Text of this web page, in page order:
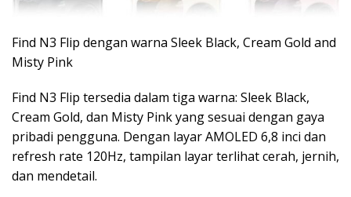
Find N3 Flip dengan warna Sleek Black, Cream Gold and
Misty Pink
Find N3 Flip tersedia dalam tiga warna: Sleek Black,
Cream Gold, dan Misty Pink yang sesuai dengan gaya
pribadi pengguna. Dengan layar AMOLED 6,8 inci dan
refresh rate 120Hz, tampilan layar terlihat cerah, jernih,
dan mendetail.